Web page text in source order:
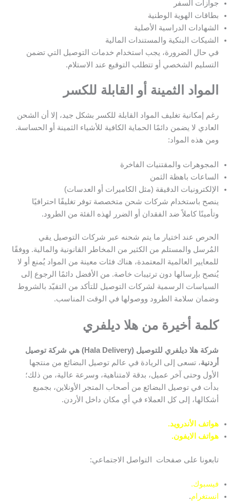
جوازات السفر
بطاقات الهوية الوطنية
الشهادات الدراسية الأصلية
الشيكات البنكية والمستندات المالية
في حال الضرورة، يجب استخدام خدمات التوصيل التي تضمن
التسليم الشخصي أو تتطلب التوقيع عند الاستلام.
المواد الثمينة أو القابلة للكسر
رغم إمكانية تغليف المواد القابلة للكسر بشكل جيد، إلا أن الشحن
العادي لا يضمن دائمًا الحماية الكافية للأشياء الثمينة أو الحساسة.
ومن هذه المواد:
المجوهرات والمقتنيات الفاخرة
الساعات باهظة الثمن
الإلكترونيات الدقيقة (مثل الكاميرات أو العدسات)
ينصح باستخدام شركات شحن متخصصة توفر تغليفًا احترافيًا
وتأمينًا كاملاً ضد الفقدان أو الضرر لهذه الفئة من الطرود.
الحرص عند اختيار ما يتم شحنه عبر شركات التوصيل يقي
المُرسل والمستلم من الكثير من المخاطر القانونية والمالية. ووفقًا
للمعايير العالمية المعتمدة، هناك فئات معينة من المواد يُمنع أو لا
يُنصح بإرسالها دون ترتيبات خاصة. من الأفضل دائمًا الرجوع إلى
السياسات الرسمية لشركات التوصيل للتأكد من التقيّد بالشروط
وضمان سلامة الطرود ووصولها في الوقت المناسب.
كلمة أخيرة من هلا ديلفري
شركة هلا ديلفري للتوصيل (Hala Delivery) هي شركة توصيل
أردنية، تسعى إلى الريادة في عالم توصيل البضائع من منتجها
الأول وحتى آخر عميل، بدقة لامتناهية، وسرعة عالية، من ذلك؛
بدأت في توصيل البضائع من أصحاب المتجر الأونلاين، بجميع
أشكالها، إلى كل العملاء في أي مكان داخل الأردن.
هواتف الأندرويد.
هواتف الايفون.
تابعونا على صفحات التواصل الاجتماعي:
فيسبوك.
انستغرام.